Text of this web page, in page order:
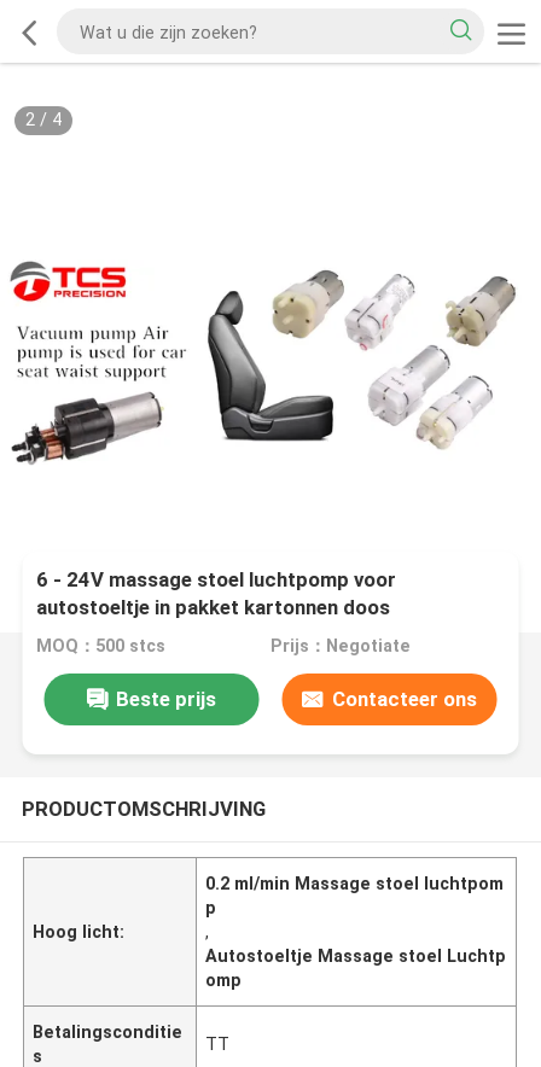
2/ 4
6 - 24V massage stoel luchtpomp voor
autostoeltje in pakket kartonnen doos
MOQ：500 stcs Prijs：Negotiate
Beste prijs Contacteer ons
PRODUCTOMSCHRIJVING
Hoog licht:
0.2 ml/min Massage stoel luchtpom
p
,
Autostoeltje Massage stoel Luchtp
omp
Betalingsconditie
s
TT